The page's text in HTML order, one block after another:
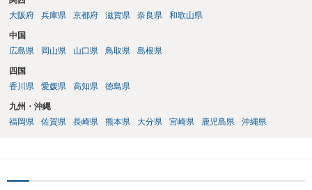
大阪府
兵庫県 京都府 滋賀県 奈良県 和歌山県
中国
広島県
岡山県 山口県 鳥取県 島根県
四国
香川県
愛媛県 高知県 徳島県
九州・沖縄
福岡県
佐賀県 長崎県 熊本県 大分県 宮崎県 鹿児島県 沖縄県